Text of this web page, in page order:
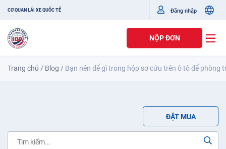
CƠ QUAN LÁI XE QUỐC TẾ Đăng nhập
NỘP ĐƠN
Trang chủ / Blog / Bạn nên để gì trong hộp sơ cứu trên ô tô để phòng
ĐẶT MUA